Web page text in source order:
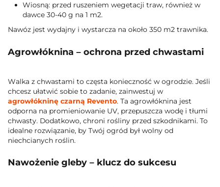
Wiosną: przed ruszeniem wegetacji traw, również w
dawce 30-40 g na 1 m2.
Nawóz jest wydajny i wystarcza na około 350 m2 trawnika.
Agrowłóknina – ochrona przed chwastami
Walka z chwastami to częsta konieczność w ogrodzie. Jeśli
chcesz ułatwić sobie to zadanie, zainwestuj w
agrowłókninę czarną Revento. Ta agrowłóknina jest
odporna na promieniowanie UV, przepuszcza wodę i tłumi
chwasty. Dodatkowo, chroni rośliny przed szkodnikami. To
idealne rozwiązanie, by Twój ogród był wolny od
niechcianych roślin.
Nawożenie gleby – klucz do sukcesu